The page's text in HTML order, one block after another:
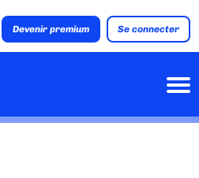
Devenir premium Se connecter